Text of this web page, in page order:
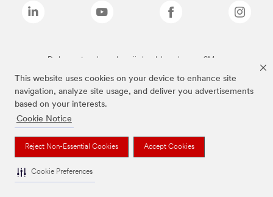
This website uses cookies on your device to enhance site
navigation, analyze site usage, and deliver you advertisements
based on your interests.
Cookie Notice
Reject Non-Essential Cookies Accept Cookies
Cookie Preferences
De bovenstaande merken zijn handelsmerken van 3M.we